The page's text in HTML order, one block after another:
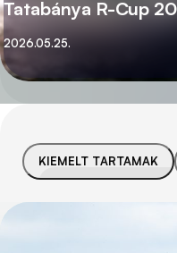
Tatabánya R-Cup
Közzétett
2026.05.25.
KIEMELT TARTAMAK